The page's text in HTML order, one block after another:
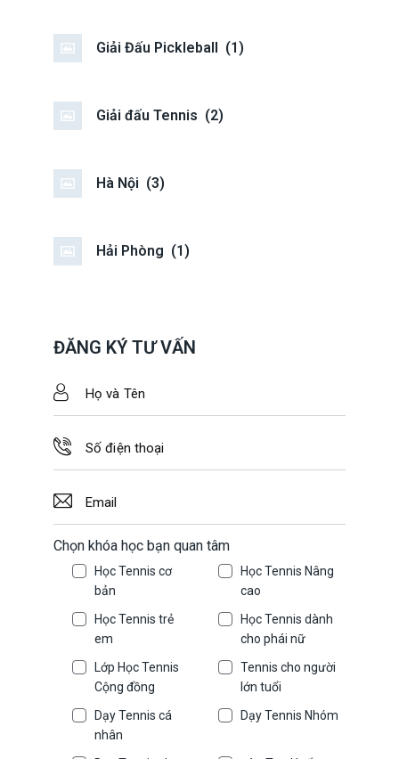
Giải Đấu Pickleball (1)
Giải đấu Tennis (2)
Hà Nội (3)
Hải Phòng (1)
ĐĂNG KÝ TƯ VẤN
Chọn khóa học bạn quan tâm
Học Tennis cơ
bản
Học Tennis Nâng
cao
Học Tennis trẻ
em
Học Tennis dành
cho phái nữ
Lớp Học Tennis
Cộng đồng
Tennis cho người
lớn tuổi
Dạy Tennis cá
nhân
Dạy Tennis Nhóm